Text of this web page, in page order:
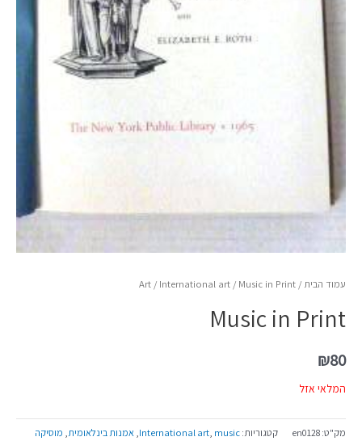
עמוד הבית /
Art / International art / Music in Print
Music in Print
₪80
המלאי אזל
מק"ט:en0128 קטגוריות: International art, music
,אמנות בינלאומית, מוסיקה